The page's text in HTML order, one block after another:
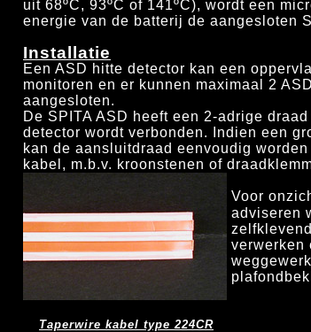
uit 68ºC, 93ºC of 141ºC), wordt een
energie van de batterij de aangesloten
Installatie
Een ASD hitte detector kan een
monitoren en er kunnen maximaal 2
aangesloten.
De SPITA ASD heeft een 2-adrige
detector wordt verbonden. Indien een
kan de aansluitdraad eenvoudig
kabel, m.b.v. kroonstenen of
Voor
adviseren
verwerken
Taperwire kabel type 224CR